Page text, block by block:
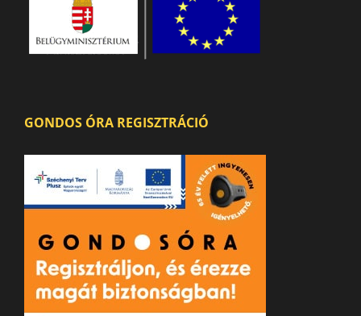
GONDOS ÓRA REGISZTRÁCIÓ